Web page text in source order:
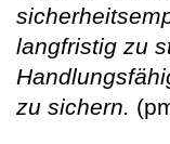
langfristig zu
zu sichern.